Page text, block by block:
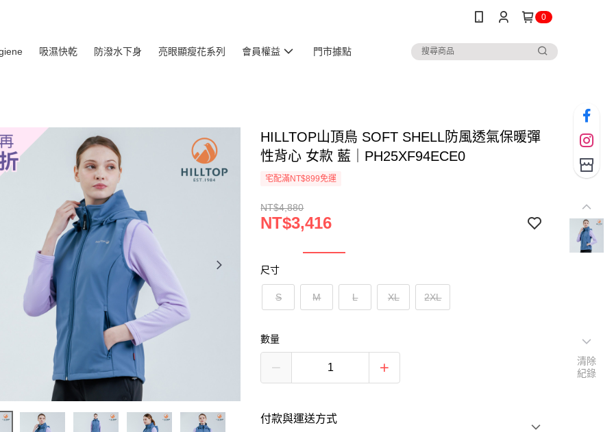
0
吸濕快乾 防潑水下身 亮眼顯瘦花系列 會員權益 門市據點
HILLTOP山頂鳥 SOFT SHELL防風透氣保暖彈
性背心 女款 藍｜PH25XF94ECE0
宅配滿NT$899免運
NT$4,880
NT$3,416
尺寸
S M L XL 2XL
數量
付款與運送方式
清除
紀錄